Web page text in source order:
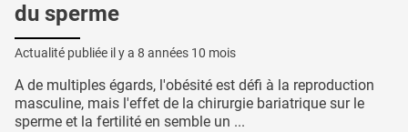
du sperme
Actualité publiée il y a 8 années 10 mois
A de multiples égards, l'obésité est défi à la reproduction
masculine, mais l'effet de la chirurgie bariatrique sur le
sperme et la fertilité en semble un ...